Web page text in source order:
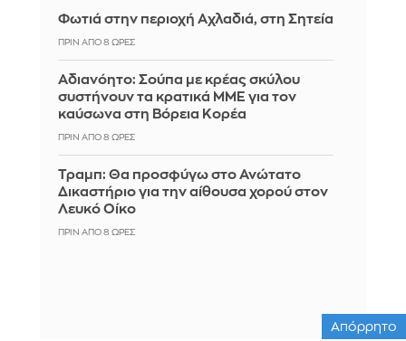
Φωτιά στην περιοχή Αχλαδιά, στη Σητεία
ΠΡΙΝ ΑΠΌ 8 ΏΡΕΣ
Αδιανόητο: Σούπα με κρέας σκύλου
συστήνουν τα κρατικά ΜΜΕ για τον
καύσωνα στη Βόρεια Κορέα
ΠΡΙΝ ΑΠΌ 8 ΏΡΕΣ
Τραμπ: Θα προσφύγω στο Ανώτατο
Δικαστήριο για την αίθουσα χορού στον
Λευκό Οίκο
ΠΡΙΝ ΑΠΌ 8 ΏΡΕΣ
Απόρρητο